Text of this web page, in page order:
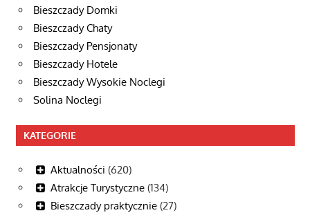
Bieszczady Domki
Bieszczady Chaty
Bieszczady Pensjonaty
Bieszczady Hotele
Bieszczady Wysokie Noclegi
Solina Noclegi
KATEGORIE
Aktualności (620)
Atrakcje Turystyczne (134)
Bieszczady praktycznie (27)